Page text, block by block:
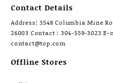
Contact Details
Address: 3548 Columbia Mine
26003 Contact : 304-559-3023
contact@top.com
Offline Stores